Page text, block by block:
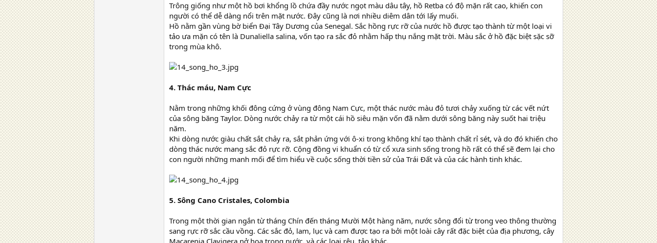
Trông giống như một hồ bơi khổng lồ chứa đầy nước ngọt màu dâu tây, hồ Retba có độ mặn rất cao, khiến con
người có thể dễ dàng nổi trên mặt nước. Đây cũng là nơi nhiều diêm dân tới lấy muối.
Hồ nằm gần vùng bờ biển Đại Tây Dương của Senegal. Sắc hồng rực rỡ của nước hồ được tạo thành từ một loại vi
tảo ưa mặn có tên là Dunaliella salina, vốn tạo ra sắc đỏ nhằm hấp thụ nắng mặt trời. Màu sắc ở hồ đặc biệt sặc sỡ
trong mùa khô.
4. Thác máu, Nam Cực
Nằm trong những khối đông cứng ở vùng đông Nam Cực, một thác nước màu đỏ tươi chảy xuống từ các vết nứt
của sông băng Taylor. Dòng nước chảy ra từ một cái hồ siêu mặn vốn đã nằm dưới sông băng này suốt hai triệu
năm.
Khi dòng nước giàu chất sắt chảy ra, sắt phản ứng với ô-xi trong không khí tạo thành chất rỉ sét, và do đó khiến cho
dòng thác nước mang sắc đỏ rực rỡ. Cộng đồng vi khuẩn có từ cổ xưa sinh sống trong hồ rất có thể sẽ đem lại cho
con người những manh mối để tìm hiểu về cuộc sống thời tiền sử của Trái Đất và của các hành tinh khác.
5. Sông Cano Cristales, Colombia
Trong một thời gian ngắn từ tháng Chín đến tháng Mười Một hàng năm, nước sông đổi từ trong veo thông thường
sang rực rỡ sắc cầu vồng. Các sắc đỏ, lam, lục và cam được tạo ra bởi một loài cây rất đặc biệt của địa phương, cây
Macarenia Clavigera nở hoa trong nước, và các loại rêu, tảo khác.